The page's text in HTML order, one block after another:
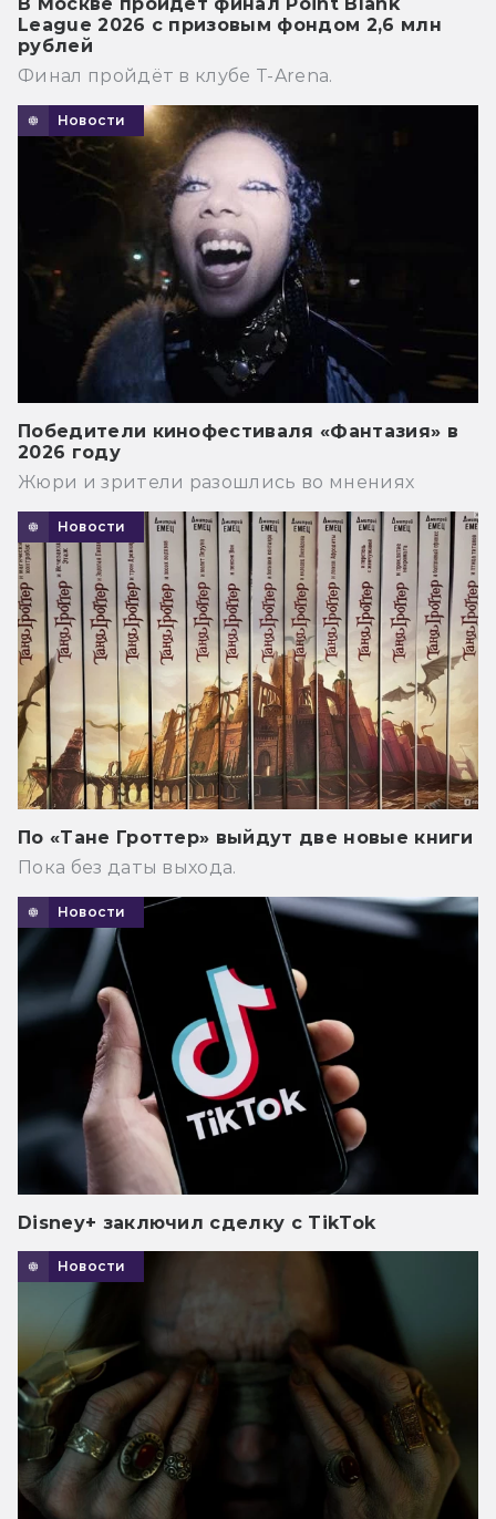
League 2026 с призовым фондом 2,6 млн
рублей
Финал пройдёт в клубе T-Arena.
Новости
Победители кинофестиваля «Фантазия» в
2026 году
Жюри и зрители разошлись во мнениях
Новости
По «Тане Гроттер» выйдут две новые книги
Пока без даты выхода.
Новости
Disney+ заключил сделку с TikTok
Новости